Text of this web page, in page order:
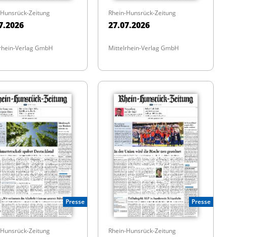
Zeitung
Verlag GmbH
Rhein-Hunsrück-Zeitung
27.07.2026
Mittelrhein-Verlag GmbH
Presse
Zeitung
Presse
Rhein-Hunsrück-Zeitung